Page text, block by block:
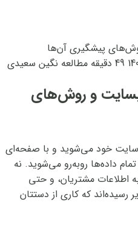
پیشگیری آن‌ها
49 دقیقه مطالعه نگین سعیدی
و روش‌های
سایت خود می‌شوید و با صفحه‌ای
داده‌ها روبه‌رو می‌شوید. نه
اطلاعات مشتریان، و حتی
رسیده‌اند که کاری از دستتان